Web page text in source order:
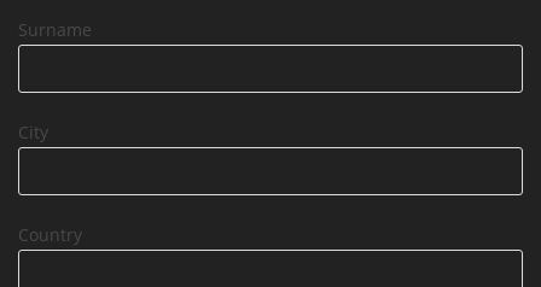
Surname
City
Country